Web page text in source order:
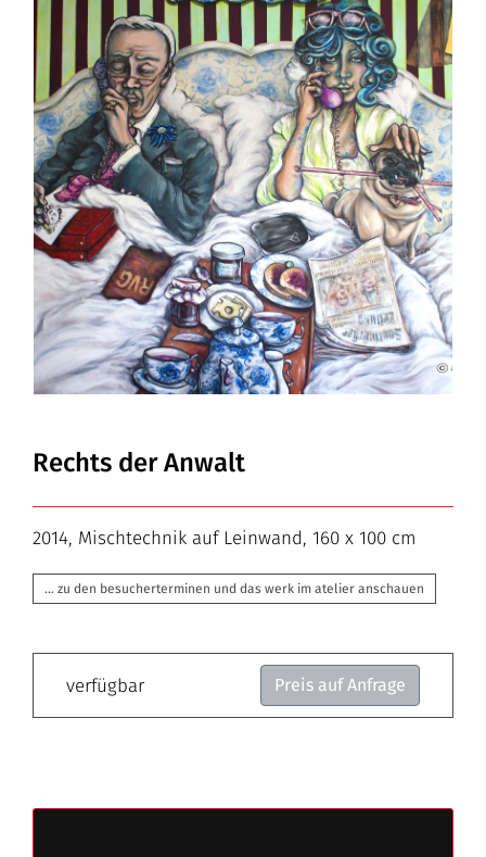
Rechts der Anwalt
2014, Mischtechnik auf Leinwand, 160 x 100 cm
… zu den besucherterminen und das werk im atelier anschauen
verfügbar Preis auf Anfrage